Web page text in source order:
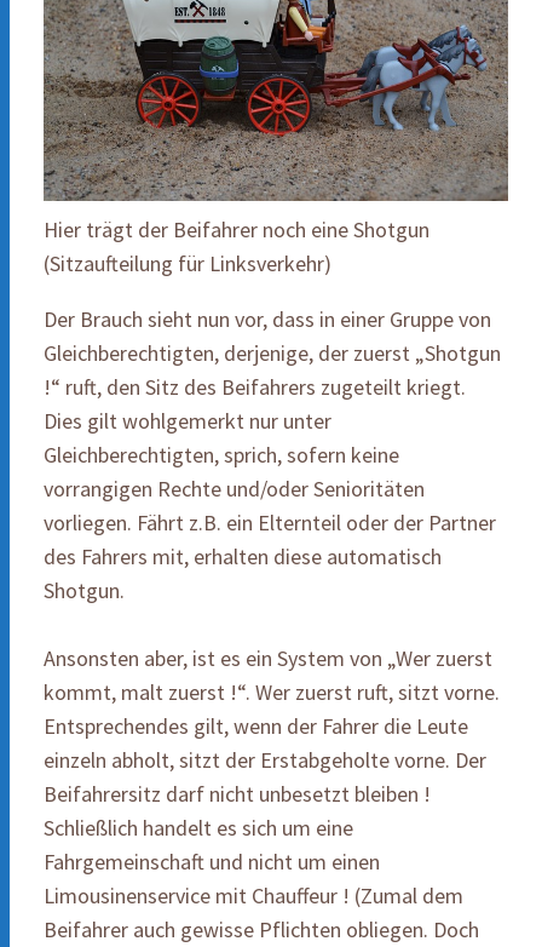
Hier trägt der Beifahrer noch eine Shotgun
(Sitzaufteilung für Linksverkehr)
Der Brauch sieht nun vor, dass in einer Gruppe von
Gleichberechtigten, derjenige, der zuerst „Shotgun
!“ ruft, den Sitz des Beifahrers zugeteilt kriegt.
Dies gilt wohlgemerkt nur unter
Gleichberechtigten, sprich, sofern keine
vorrangigen Rechte und/oder Senioritäten
vorliegen. Fährt z.B. ein Elternteil oder der Partner
des Fahrers mit, erhalten diese automatisch
Shotgun.
Ansonsten aber, ist es ein System von „Wer zuerst
kommt, malt zuerst !“. Wer zuerst ruft, sitzt vorne.
Entsprechendes gilt, wenn der Fahrer die Leute
einzeln abholt, sitzt der Erstabgeholte vorne. Der
Beifahrersitz darf nicht unbesetzt bleiben !
Schließlich handelt es sich um eine
Fahrgemeinschaft und nicht um einen
Limousinenservice mit Chauffeur ! (Zumal dem
Beifahrer auch gewisse Pflichten obliegen. Doch